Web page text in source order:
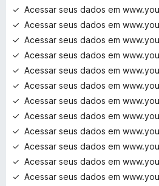
Acessar seus dados em
Acessar seus dados em
Acessar seus dados em
Acessar seus dados em
Acessar seus dados em
Acessar seus dados em
Acessar seus dados em
Acessar seus dados em
Acessar seus dados em
Acessar seus dados em
Acessar seus dados em
Acessar seus dados em